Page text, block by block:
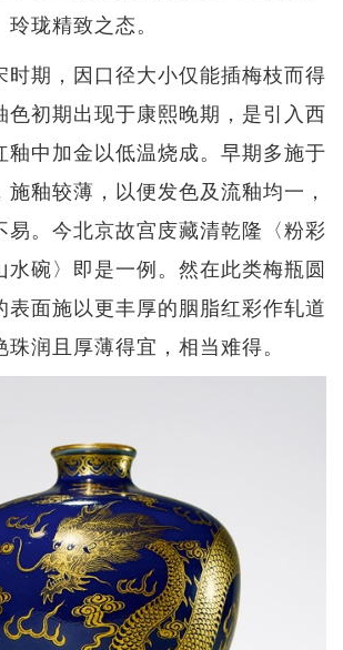
珑精致之态。
时期，因口径大小仅能插梅枝而得
色初期出现于康熙晚期，是引入西
釉中加金以低温烧成。早期多施于
釉较薄，以便发色及流釉均一，
易。今北京故宫庋藏清乾隆〈粉彩
水碗〉即是一例。然在此类梅瓶圆
表面施以更丰厚的胭脂红彩作轧道
润且厚薄得宜，相当难得。